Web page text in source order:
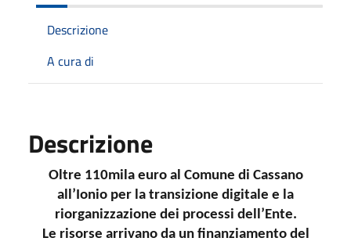
Descrizione
A cura di
Descrizione
Oltre 110mila euro al Comune di Cassano
all’Ionio per la transizione digitale e la
riorganizzazione dei processi dell’Ente.
Le risorse arrivano da un finanziamento del